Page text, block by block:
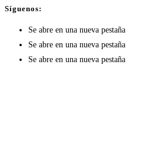
Síguenos:
Se abre en una nueva pestaña
Se abre en una nueva pestaña
Se abre en una nueva pestaña